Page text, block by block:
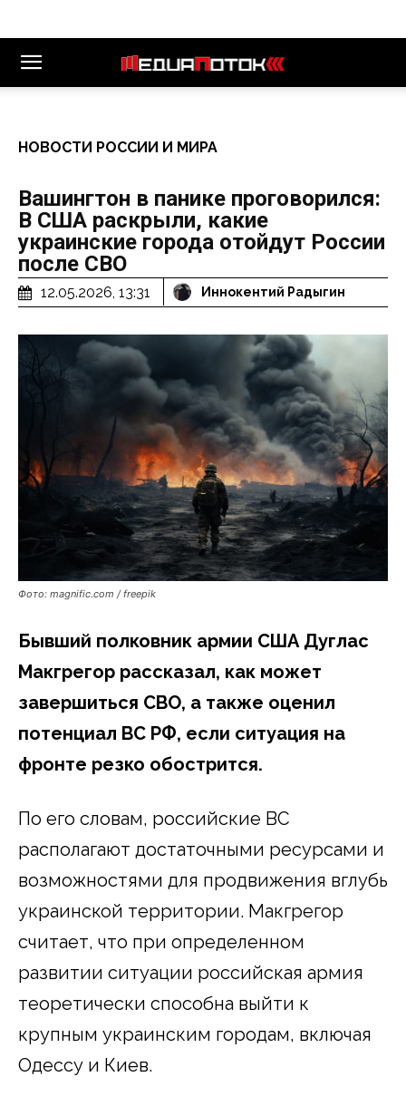
НОВОСТИ РОССИИ И МИРА
Вашингтон в панике проговорился:
В США раскрыли, какие
украинские города отойдут России
после СВО
12.05.2026, 13:31 Иннокентий Радыгин
Фото: magnific.com / freepik
Бывший полковник армии США Дуглас
Макгрегор рассказал, как может
завершиться СВО, а также оценил
потенциал ВС РФ, если ситуация на
фронте резко обострится.
По его словам, российские ВС
располагают достаточными ресурсами и
возможностями для продвижения вглубь
украинской территории. Макгрегор
считает, что при определенном
развитии ситуации российская армия
теоретически способна выйти к
крупным украинским городам, включая
Одессу и Киев.